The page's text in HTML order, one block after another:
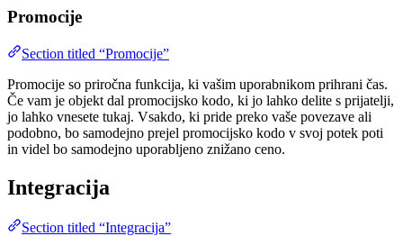
Promocije
Section titled “Promocije”
Promocije so priročna funkcija, ki vašim uporabnikom prihrani čas.
Če vam je objekt dal promocijsko kodo, ki jo lahko delite s prijatelji,
jo lahko vnesete tukaj. Vsakdo, ki pride preko vaše povezave ali
podobno, bo samodejno prejel promocijsko kodo v svoj potek poti
in videl bo samodejno uporabljeno znižano ceno.
Integracija
Section titled “Integracija”